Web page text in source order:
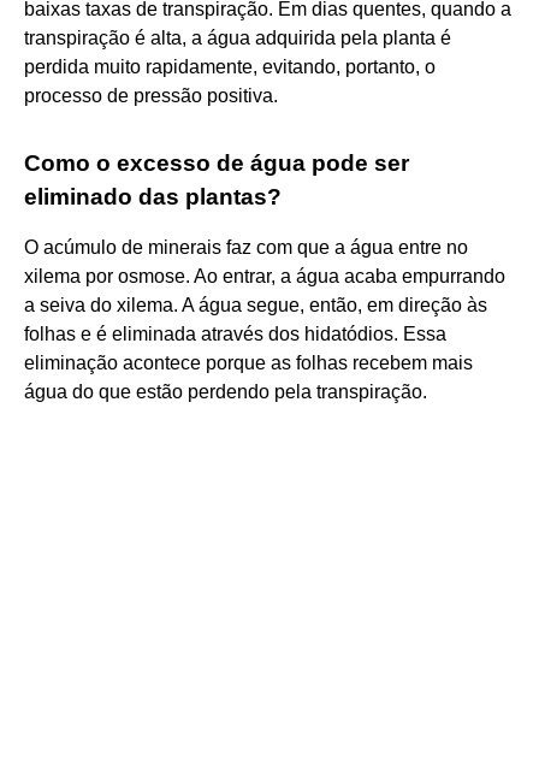
baixas taxas de transpiração. Em dias quentes, quando a
transpiração é alta, a água adquirida pela planta é
perdida muito rapidamente, evitando, portanto, o
processo de pressão positiva.
Como o excesso de água pode ser
eliminado das plantas?
O acúmulo de minerais faz com que a água entre no
xilema por osmose. Ao entrar, a água acaba empurrando
a seiva do xilema. A água segue, então, em direção às
folhas e é eliminada através dos hidatódios. Essa
eliminação acontece porque as folhas recebem mais
água do que estão perdendo pela transpiração.